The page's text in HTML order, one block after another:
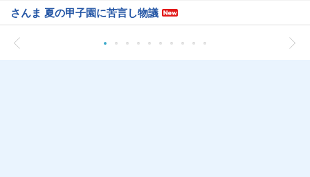
さんま 夏の甲子園に苦言し物議